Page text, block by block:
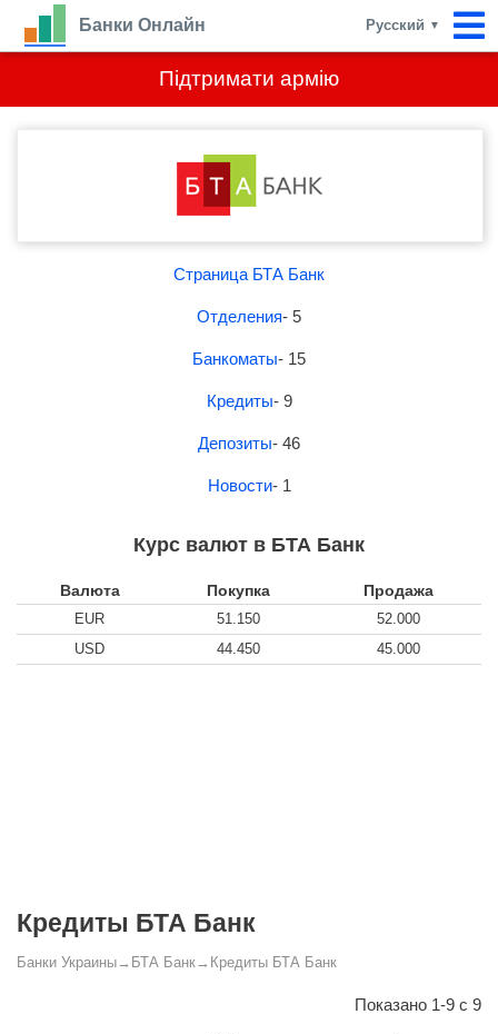
Підтримати армію
Банки Онлайн Русский ▼
Страница БТА Банк
Отделения- 5
Банкоматы- 15
Кредиты- 9
Депозиты- 46
Новости- 1
Курс валют в БТА Банк
Валюта Покупка Продажа
EUR 51.150
52.000
USD
44.450 45.000
Кредиты БТА Банк
Банки Украины→ БТА Банк→ Кредиты БТА Банк
Показано 1-9 с 9